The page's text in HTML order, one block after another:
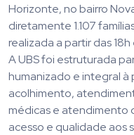
Horizonte, no bairro
diretamente 1.107
realizada a partir das
A UBS foi estruturada
humanizado e integral
acolhimento,
médicas e atendimento
acesso e qualidade aos